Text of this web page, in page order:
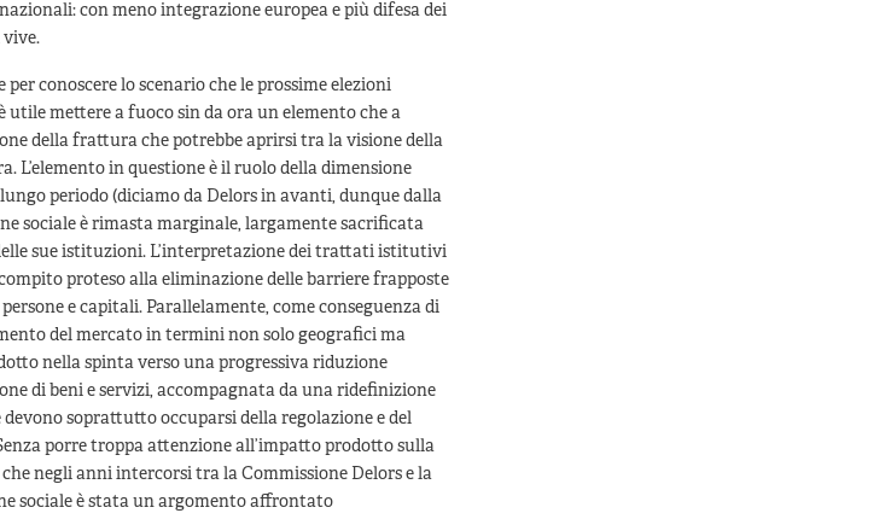
con meno integrazione europea e più difesa dei
per conoscere lo scenario che le prossime elezioni
utile mettere a fuoco sin da ora un elemento che a
della frattura che potrebbe aprirsi tra la visione della
L’elemento in questione è il ruolo della dimensione
periodo (diciamo da Delors in avanti, dunque dalla
sociale è rimasta marginale, largamente sacrificata
sue istituzioni. L’interpretazione dei trattati istitutivi
proteso alla eliminazione delle barriere frapposte
e capitali. Parallelamente, come conseguenza di
del mercato in termini non solo geografici ma
nella spinta verso una progressiva riduzione
di beni e servizi, accompagnata da una ridefinizione
soprattutto occuparsi della regolazione e del
porre troppa attenzione all’impatto prodotto sulla
negli anni intercorsi tra la Commissione Delors e la
sociale è stata un argomento affrontato